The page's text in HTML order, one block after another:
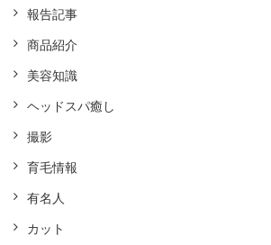
報告記事
商品紹介
美容知識
ヘッドスパ癒し
撮影
育毛情報
有名人
カット